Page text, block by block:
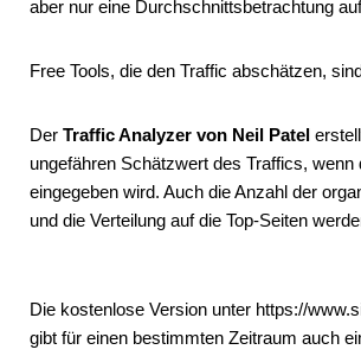
aber nur eine Durchschnittsbetrachtung
Free Tools, die den Traffic abschätzen,
Der Traffic Analyzer von Neil Patel
ungefähren Schätzwert des Traffics, wenn
eingegeben wird. Auch die Anzahl der
und die Verteilung auf die Top-Seiten
Die kostenlose Version unter https://
gibt für einen bestimmten Zeitraum auch